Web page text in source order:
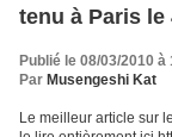
tenu à Paris le
Publié le 08/03/2010 à
Par Musengeshi Kat
Le meilleur article sur